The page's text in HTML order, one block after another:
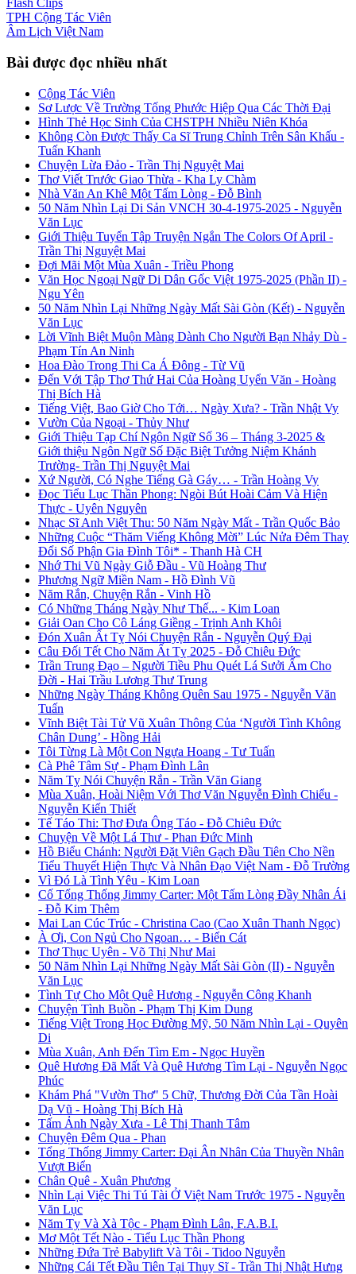
Flash Clips
TPH Cộng Tác Viên
Âm Lịch Việt Nam
Bài được đọc nhiều nhất
Cộng Tác Viên
Sơ Lược Về Trường Tống Phước Hiệp Qua Các Thời Đại
Hình Thẻ Học Sinh Của CHSTPH Nhiều Niên Khóa
Không Còn Được Thấy Ca Sĩ Trung Chỉnh Trên Sân Khấu -
Tuấn Khanh
Chuyện Lừa Đảo - Trần Thị Nguyệt Mai
Thơ Viết Trước Giao Thừa - Kha Ly Chàm
Nhà Văn An Khê Một Tấm Lòng - Đỗ Bình
50 Năm Nhìn Lại Di Sản VNCH 30-4-1975-2025 - Nguyễn
Văn Lục
Giới Thiệu Tuyển Tập Truyện Ngắn The Colors Of April -
Trần Thị Nguyệt Mai
Đợi Mãi Một Mùa Xuân - Triều Phong
Văn Học Ngoại Ngữ Di Dân Gốc Việt 1975-2025 (Phần II) -
Ngu Yên
50 Năm Nhìn Lại Những Ngày Mất Sài Gòn (Kết) - Nguyễn
Văn Lục
Lời Vĩnh Biệt Muộn Màng Dành Cho Người Bạn Nhảy Dù -
Phạm Tín An Ninh
Hoa Đào Trong Thi Ca Á Đông - Từ Vũ
Đến Với Tập Thơ Thứ Hai Của Hoàng Uyển Văn - Hoàng
Thị Bích Hà
Tiếng Việt, Bao Giờ Cho Tới… Ngày Xưa? - Trần Nhật Vy
Vườn Của Ngoại - Thủy Như
Giới Thiệu Tạp Chí Ngôn Ngữ Số 36 – Tháng 3-2025 &
Giới thiệu Ngôn Ngữ Số Đặc Biệt Tưởng Niệm Khánh
Trường- Trần Thị Nguyệt Mai
Xứ Người, Có Nghe Tiếng Gà Gáy… - Trần Hoàng Vy
Đọc Tiểu Lục Thần Phong: Ngòi Bút Hoài Cảm Và Hiện
Thực - Uyên Nguyên
Nhạc Sĩ Anh Việt Thu: 50 Năm Ngày Mất - Trần Quốc Bảo
Những Cuộc “Thăm Viếng Không Mời” Lúc Nửa Đêm Thay
Đổi Số Phận Gia Đình Tôi* - Thanh Hà CH
Nhớ Thi Vũ Ngày Giỗ Đầu - Vũ Hoàng Thư
Phương Ngữ Miền Nam - Hồ Đình Vũ
Năm Rắn, Chuyện Rắn - Vinh Hồ
Có Những Tháng Ngày Như Thế... - Kim Loan
Giải Oan Cho Cô Láng Giềng - Trịnh Anh Khôi
Đón Xuân Ất Tỵ Nói Chuyện Rắn - Nguyễn Quý Đại
Câu Đối Tết Cho Năm Ất Tỵ 2025 - Đỗ Chiêu Đức
Trần Trung Đạo – Người Tiều Phu Quét Lá Sưởi Ấm Cho
Đời - Hai Trầu Lương Thư Trung
Những Ngày Tháng Không Quên Sau 1975 - Nguyễn Văn
Tuấn
Vĩnh Biệt Tài Tử Vũ Xuân Thông Của ‘Người Tình Không
Chân Dung’ - Hồng Hải
Tôi Từng Là Một Con Ngựa Hoang - Tư Tuấn
Cà Phê Tâm Sự - Phạm Đình Lân
Năm Tỵ Nói Chuyện Rắn - Trần Văn Giang
Mùa Xuân, Hoài Niệm Với Thơ Văn Nguyễn Đình Chiểu -
Nguyễn Kiến Thiết
Tế Táo Thi: Thơ Đưa Ông Táo - Đỗ Chiêu Đức
Chuyện Về Một Lá Thư - Phan Đức Minh
Hồ Biểu Chánh: Người Đặt Viên Gạch Đầu Tiên Cho Nền
Tiểu Thuyết Hiện Thực Và Nhân Đạo Việt Nam - Đỗ Trường
Vì Đó Là Tình Yêu - Kim Loan
Cố Tổng Thống Jimmy Carter: Một Tấm Lòng Đầy Nhân Ái
- Đỗ Kim Thêm
Mai Lan Cúc Trúc - Christina Cao (Cao Xuân Thanh Ngọc)
À Ơi, Con Ngủ Cho Ngoan… - Biển Cát
Thơ Thục Uyên - Võ Thị Như Mai
50 Năm Nhìn Lại Những Ngày Mất Sài Gòn (II) - Nguyễn
Văn Lục
Tình Tự Cho Một Quê Hương - Nguyễn Công Khanh
Chuyện Tình Buồn - Phạm Thị Kim Dung
Tiếng Việt Trong Học Đường Mỹ, 50 Năm Nhìn Lại - Quyên
Di
Mùa Xuân, Anh Đến Tìm Em - Ngọc Huyền
Quê Hương Đã Mất Và Quê Hương Tìm Lại - Nguyễn Ngọc
Phúc
Khám Phá "Vườn Thơ" 5 Chữ, Thương Đời Của Tần Hoài
Dạ Vũ - Hoàng Thị Bích Hà
Tấm Ảnh Ngày Xưa - Lê Thị Thanh Tâm
Chuyện Đêm Qua - Phan
Tổng Thống Jimmy Carter: Đại Ân Nhân Của Thuyền Nhân
Vượt Biển
Chân Quê - Xuân Phương
Nhìn Lại Việc Thi Tú Tài Ở Việt Nam Trước 1975 - Nguyễn
Văn Lục
Năm Tỵ Và Xà Tộc - Phạm Đình Lân, F.A.B.I.
Mơ Một Tết Nào - Tiểu Lục Thần Phong
Những Đứa Trẻ Babylift Và Tôi - Tidoo Nguyễn
Những Cái Tết Đầu Tiên Tại Thụy Sĩ - Trần Thị Nhật Hưng